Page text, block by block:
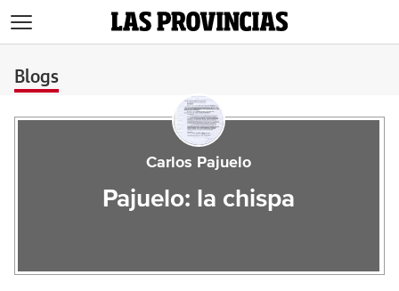
Blogs
Carlos Pajuelo
Pajuelo: la chispa